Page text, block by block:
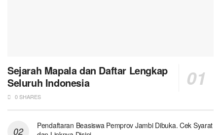
Sejarah Mapala dan Daftar Lengkap
Seluruh Indonesia
0 SHARES
Pendaftaran Beasiswa Pemprov Jambi Dibuka. Cek Syarat